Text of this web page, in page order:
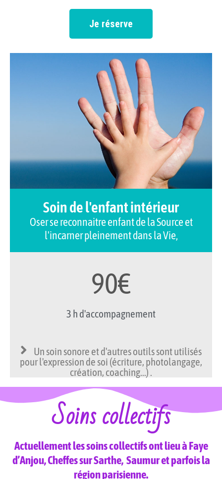
Soin de l'enfant intérieur
Oser se reconnaitre enfant de la Source et
l'incarner pleinement dans la Vie,
90€
3 h d'accompagnement
Un soin sonore et d'autres outils sont utilisés
pour l'expression de soi (écriture, photolangage,
création, coaching...) .
Je réserve
Soins collectifs
Actuellement les soins collectifs ont lieu à Faye
d’Anjou, Cheffes sur Sarthe, Saumur et parfois la
région parisienne.